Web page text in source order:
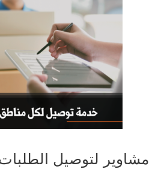
مشاوير لتوصيل